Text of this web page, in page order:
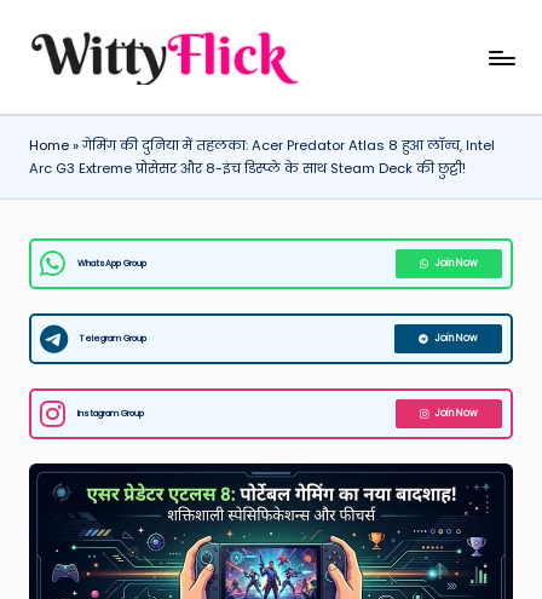
W
it
ty
Fl
ic
k:
L
a
t
e
st
e
WittyFlick:
Tech
News
Around
World
Home»गेमिंग की दुनिया में तहलका: Acer Predator Atlas 8 हुआ लॉन्च, Intel
Arc G3 Extreme प्रोसेसर और 8-इंच डिस्प्ले के साथ Steam Deck की छुट्टी!
WhatsApp Group Join Now
Telegram Group Join Now
Instagram Group Join Now